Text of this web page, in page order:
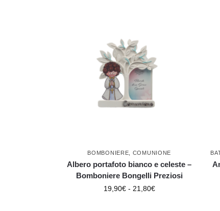
BOMBONIERE COMUNIONE
Albero portafoto bianco e celeste –
Bomboniere Bongelli Preziosi
19,90€ - 21,80€